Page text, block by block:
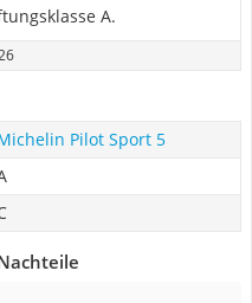
A.
Pilot Sport 5